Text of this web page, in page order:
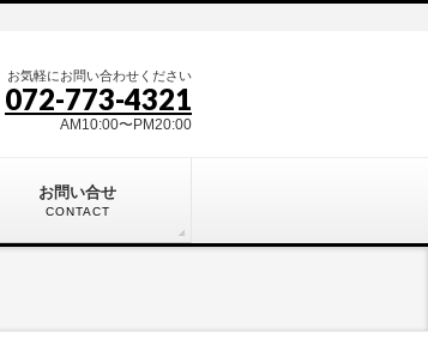
お気軽にお問い合わせください
072-773-4321
AM10:00〜PM20:00
お問い合せ
CONTACT